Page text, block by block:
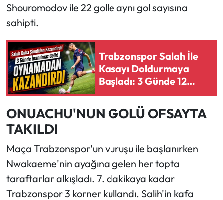
Shouromodov ile 22 golle aynı gol sayısına
sahipti.
Trabzonspor Salah İle
Kasayı Doldurmaya
Başladı: 3 Günde 12
Milyon Euro İddiası
ONUACHU'NUN GOLÜ OFSAYTA
TAKILDI
Maça Trabzonspor'un vuruşu ile başlanırken
Nwakaeme'nin ayağına gelen her topta
taraftarlar alkışladı. 7. dakikaya kadar
Trabzonspor 3 korner kullandı. Salih'in kafa